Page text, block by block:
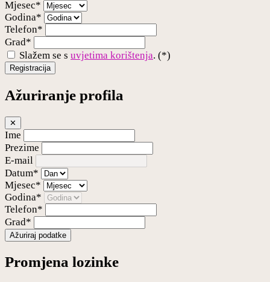
Mjesec*
Godina*
Telefon*
Grad*
Slažem se s uvjetima korištenja. (*)
Registracija
Ažuriranje profila
✕
Ime
Prezime
E-mail
Datum*
Mjesec*
Godina*
Telefon*
Grad*
Ažuriraj podatke
Promjena lozinke